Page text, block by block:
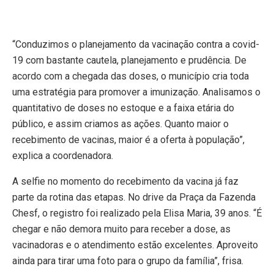
“Conduzimos o planejamento da vacinação contra a covid-
19 com bastante cautela, planejamento e prudência. De
acordo com a chegada das doses, o município cria toda
uma estratégia para promover a imunização. Analisamos o
quantitativo de doses no estoque e a faixa etária do
público, e assim criamos as ações. Quanto maior o
recebimento de vacinas, maior é a oferta à população”,
explica a coordenadora.
A selfie no momento do recebimento da vacina já faz
parte da rotina das etapas. No drive da Praça da Fazenda
Chesf, o registro foi realizado pela Elisa Maria, 39 anos. “É
chegar e não demora muito para receber a dose, as
vacinadoras e o atendimento estão excelentes. Aproveito
ainda para tirar uma foto para o grupo da família”, frisa.